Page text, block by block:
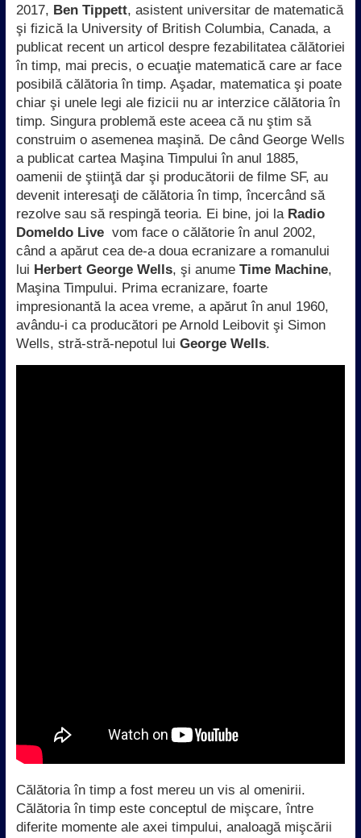
2017, Ben Tippett, asistent universitar de matematică
şi fizică la University of British Columbia, Canada, a
publicat recent un articol despre fezabilitatea călătoriei
în timp, mai precis, o ecuaţie matematică care ar face
posibilă călătoria în timp. Aşadar, matematica şi poate
chiar şi unele legi ale fizicii nu ar interzice călătoria în
timp. Singura problemă este aceea că nu ştim să
construim o asemenea maşină. De când George Wells
a publicat cartea Maşina Timpului în anul 1885,
oamenii de ştiinţă dar şi producătorii de filme SF, au
devenit interesaţi de călătoria în timp, încercând să
rezolve sau să respingă teoria. Ei bine, joi la Radio
Domeldo Livevom face o călătorie în anul 2002,
când a apărut cea de-a doua ecranizare a romanului
lui Herbert George Wells, şi anume Time Machine,
Maşina Timpului. Prima ecranizare, foarte
impresionantă la acea vreme, a apărut în anul 1960,
avându-i ca producători pe Arnold Leibovit şi Simon
Wells, stră-stră-nepotul lui George Wells.
Călătoria în timp a fost mereu un vis al omenirii.
Călătoria în timp este conceptul de mişcare, între
diferite momente ale axei timpului, analoagă mişcării